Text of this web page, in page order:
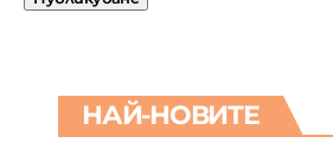
НАЙ-НОВИТЕ